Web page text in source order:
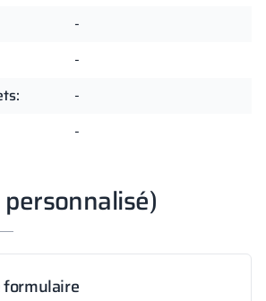
-
-
-
-
formulaire